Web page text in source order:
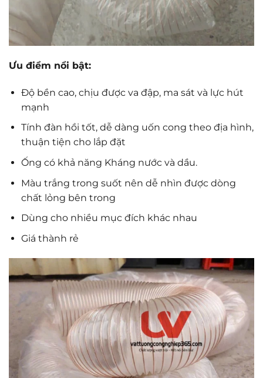
Ưu điểm nổi bật:
Độ bền cao, chịu được va đập, ma sát và lực hút
mạnh
Tính đàn hồi tốt, dễ dàng uốn cong theo địa hình,
thuận tiện cho lắp đặt
Ống có khả năng Kháng nước và dầu.
Màu trắng trong suốt nên dễ nhìn được dòng
chất lỏng bên trong
Dùng cho nhiều mục đích khác nhau
Giá thành rẻ